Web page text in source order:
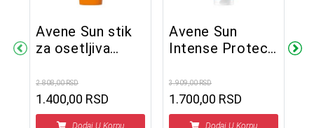
Avene Sun stik
za osetljiva
SPF50+
2.808,00 RSD
1.400,00 RSD
Dodaj U Korpu
Avene Sun
Intense Protect
150 ml
3.909,00 RSD
1.700,00 RSD
Dodaj U Korpu